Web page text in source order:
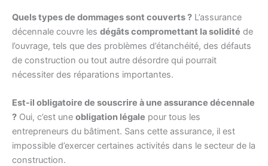
Quels types de dommages sont couverts ? L’assurance
décennale couvre les dégâts compromettant la solidité de
l’ouvrage, tels que des problèmes d’étanchéité, des défauts
de construction ou tout autre désordre qui pourrait
nécessiter des réparations importantes.
Est-il obligatoire de souscrire à une assurance décennale
? Oui, c’est une obligation légale pour tous les
entrepreneurs du bâtiment. Sans cette assurance, il est
impossible d’exercer certaines activités dans le secteur de la
construction.